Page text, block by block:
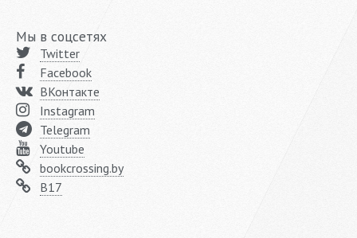
Мы в соцсетях
Twitter
Facebook
ВКонтакте
Instagram
Telegram
Youtube
bookcrossing.by
B17